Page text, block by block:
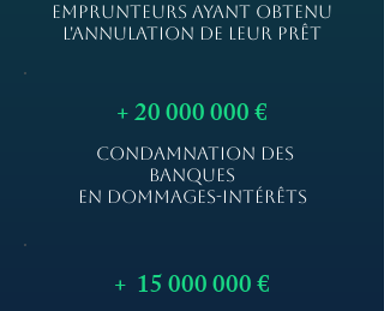
EMPRUNTEURS AYANT OBTENU
L'ANNULATION DE LEUR PRÊT
+20 000 000€
CONDAMNATION DES
BANQUES
EN DOMMAGES-INTÉRÊTS
+ 15 000 000€